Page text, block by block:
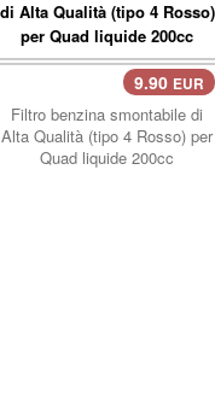
9.90 EUR
Filtro benzina smontabile di
Alta Qualità (tipo 4 Rosso) per
Quad liquide 200cc